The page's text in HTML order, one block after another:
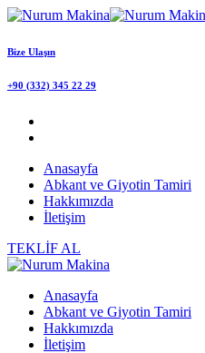
Bize Ulaşın
+90 (332) 345 22 29
Anasayfa
Abkant ve Giyotin Tamiri
Hakkımızda
İletişim
TEKLİF AL
Anasayfa
Abkant ve Giyotin Tamiri
Hakkımızda
İletişim